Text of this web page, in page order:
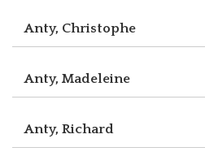
Anty, Christophe
Anty, Madeleine
Anty, Richard